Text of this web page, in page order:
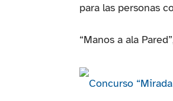
para las personas
“Manos a ala